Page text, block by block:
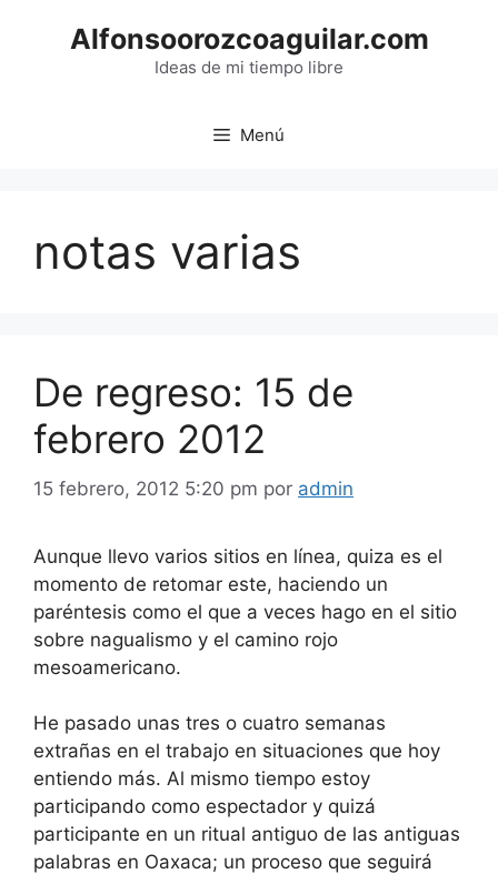
Alfonsoorozcoaguilar.com
Ideas de mi tiempo libre
Menú
notas varias
De regreso: 15 de
febrero 2012
15 febrero, 2012 5:20 pm por admin
Aunque llevo varios sitios en línea, quiza es el
momento de retomar este, haciendo un
paréntesis como el que a veces hago en el sitio
sobre nagualismo y el camino rojo
mesoamericano.
He pasado unas tres o cuatro semanas
extrañas en el trabajo en situaciones que hoy
entiendo más. Al mismo tiempo estoy
participando como espectador y quizá
participante en un ritual antiguo de las antiguas
palabras en Oaxaca; un proceso que seguirá